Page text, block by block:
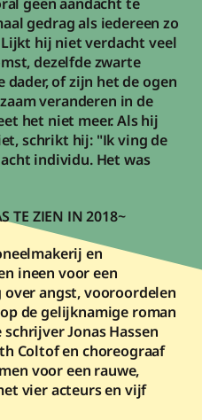
gedrag als iedereen zo
hij niet verdacht veel
dezelfde zwarte
dader, of zijn het de ogen
veranderen in de
het niet meer. Als hij
schrikt hij: "Ik ving de
individu. Het was
TE ZIEN IN 2018~
en
ineen voor een
angst, vooroordelen
de gelijknamige roman
schrijver Jonas Hassen
Coltof en choreograaf
voor een rauwe,
vier acteurs en vijf